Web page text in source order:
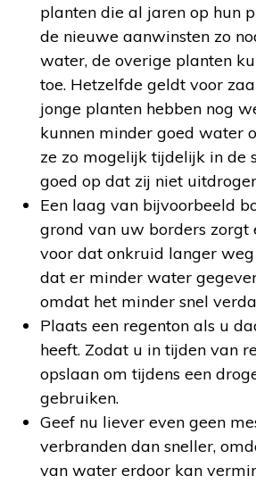
planten die al jaren op hun
de nieuwe aanwinsten zo
water, de overige planten
toe. Hetzelfde geldt voor
jonge planten hebben nog
kunnen minder goed water
ze zo mogelijk tijdelijk in de
goed op dat zij niet
Een laag van bijvoorbeeld
grond van uw borders zorgt
voor dat onkruid langer
dat er minder water
omdat het minder snel
Plaats een regenton als u
heeft. Zodat u in tijden van
opslaan om tijdens een
gebruiken.
Geef nu liever even geen
verbranden dan sneller,
van water erdoor kan